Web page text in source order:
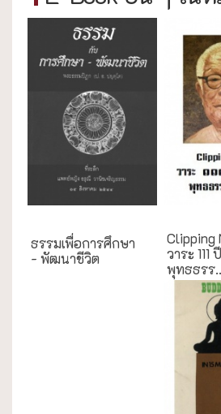
ธรรมเพื่อการศึกษา
- พัฒนาชีวิต
Clipping
วาระ
พุทธธรร